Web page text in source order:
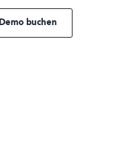
Demo buchen